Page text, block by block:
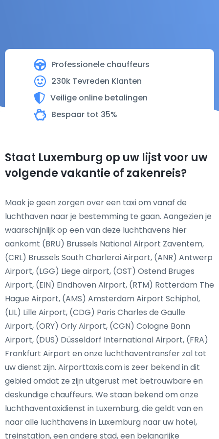
Professionele chauffeurs
230k Tevreden Klanten
Veilige online betalingen
Bespaar tot 35%
Staat Luxemburg op uw lijst voor uw
volgende vakantie of zakenreis?
Maak je geen zorgen over een taxi om vanaf de
luchthaven naar je bestemming te gaan. Aangezien je
waarschijnlijk op een van deze luchthavens hier
aankomt (BRU) Brussels National Airport Zaventem,
(CRL) Brussels South Charleroi Airport, (ANR) Antwerp
Airport, (LGG) Liege airport, (OST) Ostend Bruges
Airport, (EIN) Eindhoven Airport, (RTM) Rotterdam The
Hague Airport, (AMS) Amsterdam Airport Schiphol,
(LIL) Lille Airport, (CDG) Paris Charles de Gaulle
Airport, (ORY) Orly Airport, (CGN) Cologne Bonn
Airport, (DUS) Düsseldorf International Airport, (FRA)
Frankfurt Airport en onze luchthaventransfer zal tot
uw dienst zijn. Airporttaxis.com is zeer bekend in dit
gebied omdat ze zijn uitgerust met betrouwbare en
deskundige chauffeurs. We staan bekend om onze
luchthaventaxidienst in Luxemburg, die geldt van en
naar alle luchthavens in Luxemburg naar uw hotel,
treinstation, een andere stad, een belangrijke